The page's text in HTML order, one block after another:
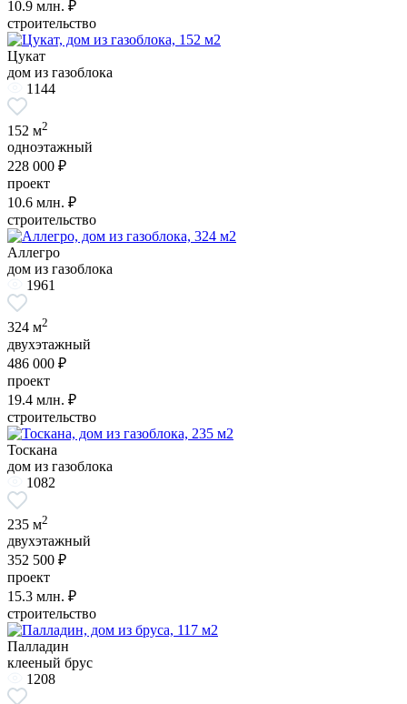
10.9 млн. ₽
строительство
Цукат
дом из газоблока
1144
152 м2
одноэтажный
228 000 ₽
проект
10.6 млн. ₽
строительство
Аллегро
дом из газоблока
1961
324 м2
двухэтажный
486 000 ₽
проект
19.4 млн. ₽
строительство
Тоскана
дом из газоблока
1082
235 м2
двухэтажный
352 500 ₽
проект
15.3 млн. ₽
строительство
Палладин
клееный брус
1208